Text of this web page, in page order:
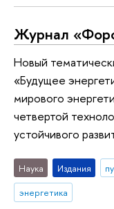
Журнал
Новый
«Будущее
мирового
четвертой
устойчивого
Наука Издания
энергетика